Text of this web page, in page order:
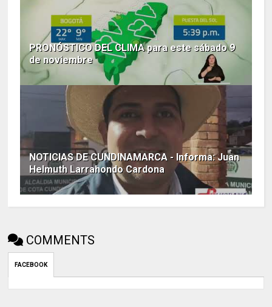
PRONÓSTICO DEL CLIMA para este sábado 9
de noviembre
NOTICIAS DE CUNDINAMARCA - Informa: Juan
Helmuth Larrahondo Cardona
COMMENTS
FACEBOOK